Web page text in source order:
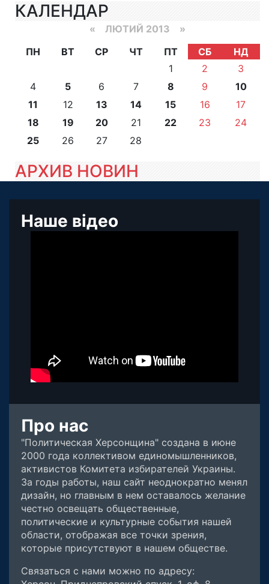
КАЛЕНДАР
« ЛЮТИЙ 2013 »
ПН
ВТ СР ЧТ ПТ СБ
НД
1
2
3
4
5 6 7 8 9
10
11
12 13 14 15 16
17
18
19 20 21 22 23
24
25
26 27 28
АРХИВ НОВИН
Наше відео
Про нас
"Политическая Херсонщина" создана в июне
2000 года коллективом единомышленников,
активистов Комитета избирателей Украины.
За годы работы, наш сайт неоднократно менял
дизайн, но главным в нем оставалось желание
честно освещать общественные,
политические и культурные события нашей
области, отображая все точки зрения,
которые присутствуют в нашем обществе.
Связаться с нами можно по адресу: